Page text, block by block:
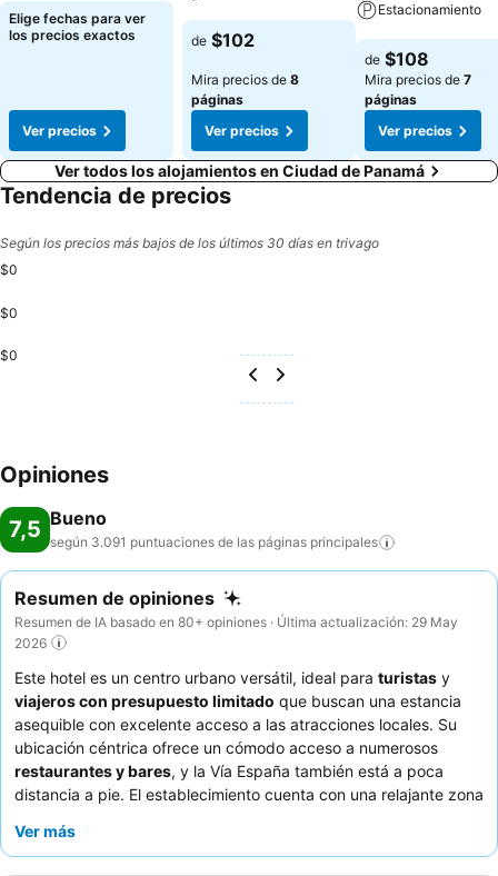
Ver precios
Elige fechas para ver
los precios exactos
Ver precios
Ver precios
de $102
Mira precios de 8
páginas
Ver precios
Estacionamiento
Ver precios
de $108
Mira precios de 7
páginas
Ver precios
Ver todos los alojamientos en Ciudad de Panamá
Tendencia de precios
Según los precios más bajos de los últimos 30 días en trivago
$0
$0
$0
Opiniones
7,5 Bueno
según 3.091 puntuaciones de las páginas principales
Resumen de opiniones
Resumen de IA basado en 80+ opiniones · Última actualización: 29 May
2026
Este hotel es un centro urbano versátil, ideal para turistas y
viajeros con presupuesto limitado que buscan una estancia
asequible con excelente acceso a las atracciones locales. Su
ubicación céntrica ofrece un cómodo acceso a numerosos
restaurantes y bares, y la Vía España también está a poca
distancia a pie. El establecimiento cuenta con una relajante zona
exploración. Los huéspedes elogian constantemente al
Ver más